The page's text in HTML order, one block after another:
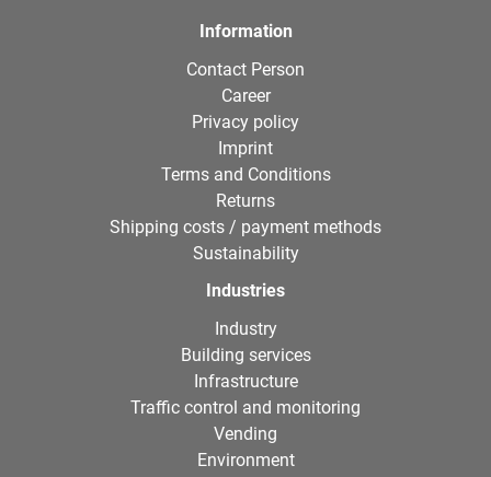
Information
Contact Person
Career
Privacy policy
Imprint
Terms and Conditions
Returns
Shipping costs / payment methods
Sustainability
Industries
Industry
Building services
Infrastructure
Traffic control and monitoring
Vending
Environment